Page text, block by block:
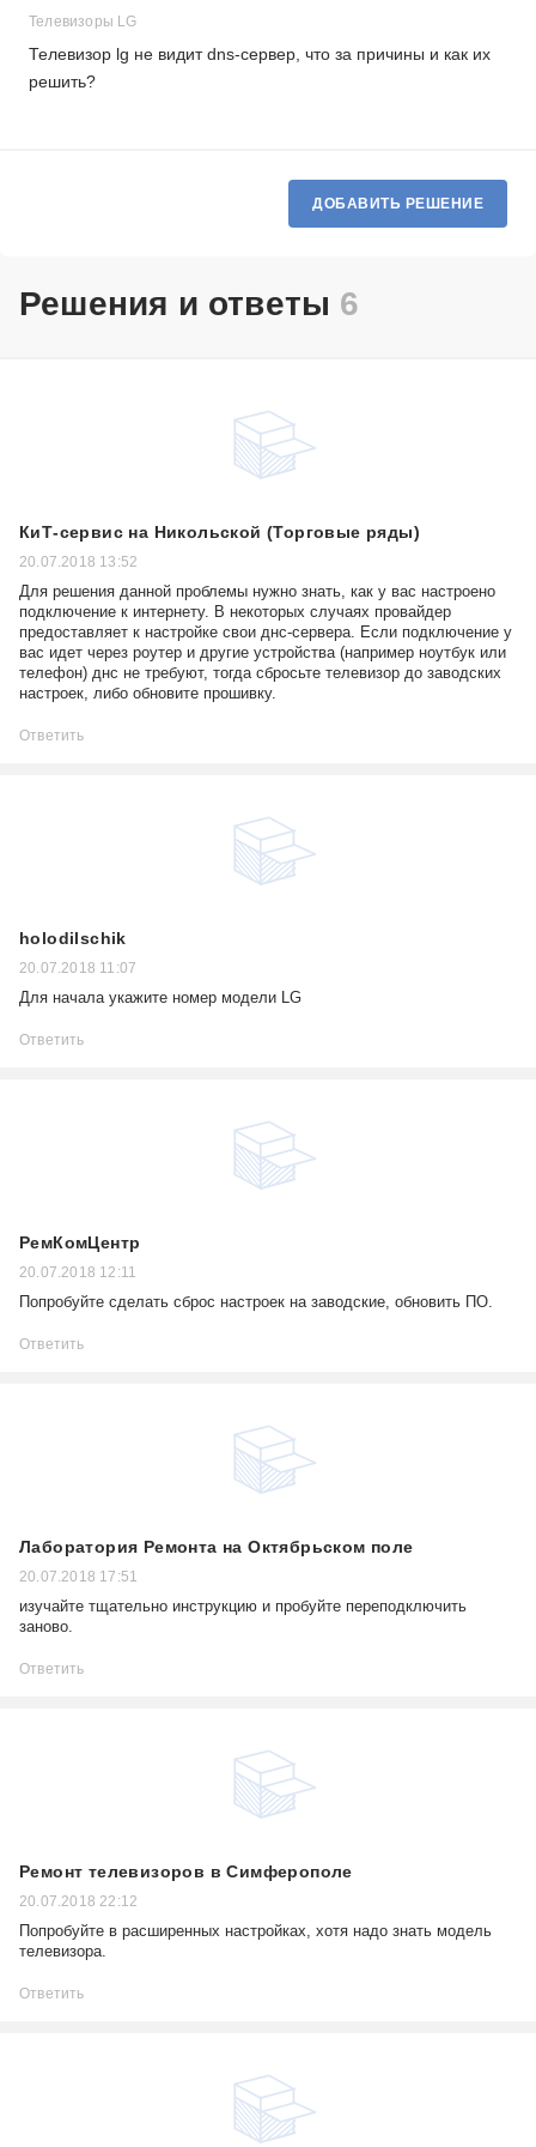
Телевизоры LG
Телевизор lg не видит dns-сервер, что за причины и как их
решить?
ДОБАВИТЬ РЕШЕНИЕ
Решения и ответы 6
КиТ-сервис на Никольской (Торговые ряды)
20.07.2018 13:52
Для решения данной проблемы нужно знать, как у вас настроено
подключение к интернету. В некоторых случаях провайдер
предоставляет к настройке свои днс-сервера. Если подключение у
вас идет через роутер и другие устройства (например ноутбук или
телефон) днс не требуют, тогда сбросьте телевизор до заводских
настроек, либо обновите прошивку.
Ответить
holodilschik
20.07.2018 11:07
Для начала укажите номер модели LG
Ответить
РемКомЦентр
20.07.2018 12:11
Попробуйте сделать сброс настроек на заводские, обновить ПО.
Ответить
Лаборатория Ремонта на Октябрьском поле
20.07.2018 17:51
изучайте тщательно инструкцию и пробуйте переподключить
заново.
Ответить
Ремонт телевизоров в Симферополе
20.07.2018 22:12
Попробуйте в расширенных настройках, хотя надо знать модель
телевизора.
Ответить